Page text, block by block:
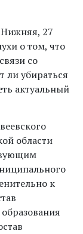
27
о том, что
со
ли убираться
актуальный
области
к